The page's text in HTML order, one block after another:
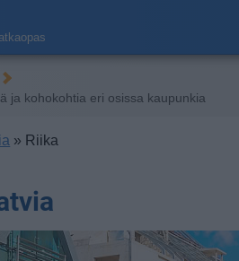
ja kohokohtia eri osissa kaupunkia
» Riika